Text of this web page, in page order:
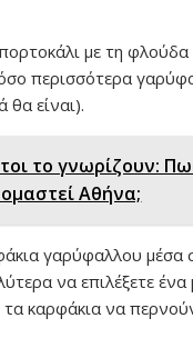
με τη φλούδα
περισσότερα
θα είναι).
το γνωρίζουν:
Αθήνα;
γαρύφαλλου μέσα
να επιλέξετε ένα
τα καρφάκια να